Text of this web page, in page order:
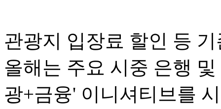
관광지 입장료 할인 등
올해는 주요 시중 은행
광+금융' 이니셔티브를